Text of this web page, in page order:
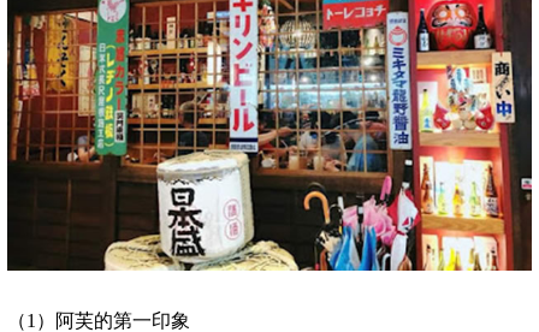
（1）阿芙的第一印象